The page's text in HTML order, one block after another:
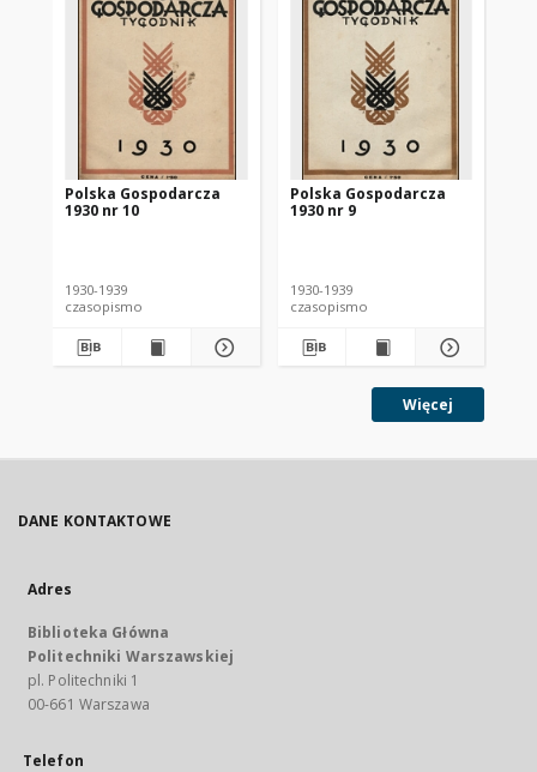
Polska Gospodarcza
1930 nr 10
1930-1939
czasopismo
Polska Gospodarcza
1930 nr 9
1930-1939
czasopismo
Więcej
DANE KONTAKTOWE
Adres
Biblioteka Główna
Politechniki Warszawskiej
pl. Politechniki 1
00-661 Warszawa
Telefon